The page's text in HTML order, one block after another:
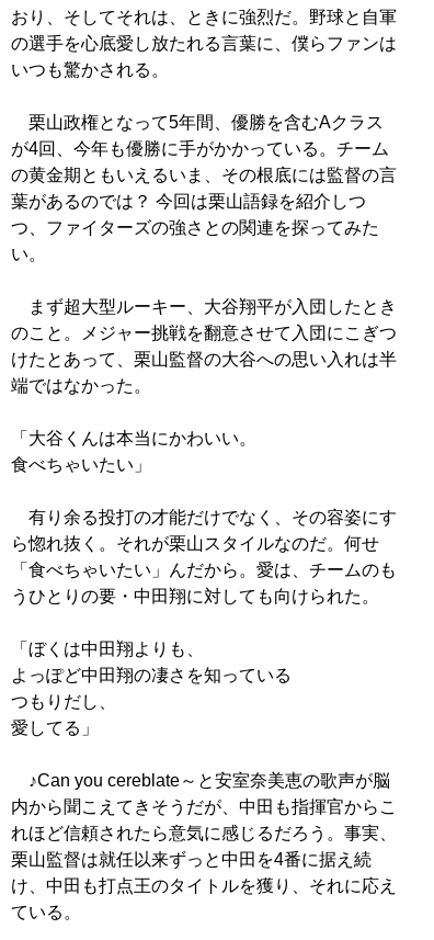
おり、そしてそれは、ときに強烈だ。野球と自軍
の選手を心底愛し放たれる言葉に、僕らファンは
いつも驚かされる。
栗山政権となって5年間、優勝を含むAクラス
が4回、今年も優勝に手がかかっている。チーム
の黄金期ともいえるいま、その根底には監督の言
葉があるのでは？ 今回は栗山語録を紹介しつ
つ、ファイターズの強さとの関連を探ってみた
い。
まず超大型ルーキー、大谷翔平が入団したとき
のこと。メジャー挑戦を翻意させて入団にこぎつ
けたとあって、栗山監督の大谷への思い入れは半
端ではなかった。
「大谷くんは本当にかわいい。
食べちゃいたい」
有り余る投打の才能だけでなく、その容姿にす
ら惚れ抜く。それが栗山スタイルなのだ。何せ
「食べちゃいたい」んだから。愛は、チームのも
うひとりの要・中田翔に対しても向けられた。
「ぼくは中田翔よりも、
よっぽど中田翔の凄さを知っている
つもりだし、
愛してる」
♪Can you cereblate～と安室奈美恵の歌声が脳
内から聞こえてきそうだが、中田も指揮官からこ
れほど信頼されたら意気に感じるだろう。事実、
栗山監督は就任以来ずっと中田を4番に据え続
け、中田も打点王のタイトルを獲り、それに応え
ている。